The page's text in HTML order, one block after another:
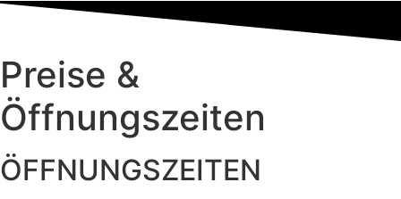
Preise &
Öffnungszeiten
ÖFFNUNGSZEITEN